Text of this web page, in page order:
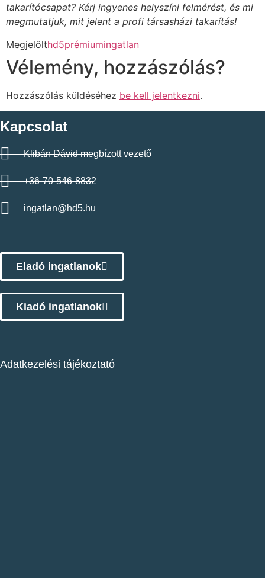
takarítócsapat? Kérj ingyenes helyszíni felmérést, és mi
megmutatjuk, mit jelent a profi társasházi takarítás!
Megjelölthd5prémiumingatlan
Vélemény, hozzászólás?
Hozzászólás küldéséhez be kell jelentkezni.
Kapcsolat
Klibán Dávid megbízott vezető
+36-70-546-8832
ingatlan@hd5.hu
Eladó ingatlanok
Kiadó ingatlanok
Adatkezelési tájékoztató